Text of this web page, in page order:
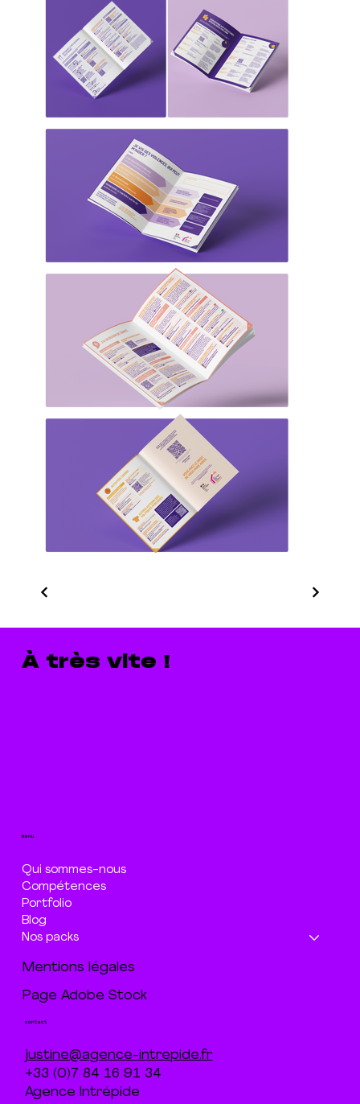
À très vite !
menu
Qui sommes-nous
Compétences
Portfolio
Blog
Nos packs
Mentions légales
Page Adobe Stock
contact
justine@agence-intrepide.fr
+33 (0)7 84 16 91 34
Agence Intrépide